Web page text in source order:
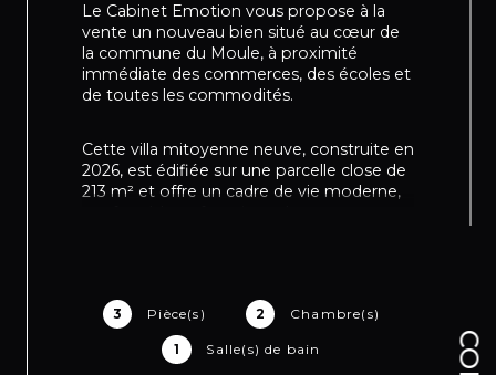
3 Pièce(s) 2 Chambre(s)
1 Salle(s) de bain
Le Cabinet Emotion vous propose à la
vente un nouveau bien situé au cœur de
la commune du Moule, à proximité
immédiate des commerces, des écoles et
de toutes les commodités.
Cette villa mitoyenne neuve, construite en
2026, est édifiée sur une parcelle close de
213 m² et offre un cadre de vie moderne,
d'un passe plat sur la terrasse couverte ,
deux chambres, une salle d’eau équipée
d'une douche à l'italienne avec WC, un